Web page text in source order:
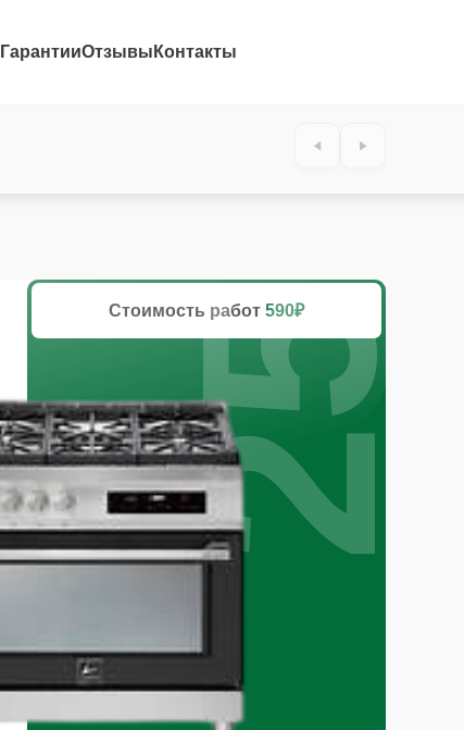
ГарантииОтзывы Контакты
Стоимость работ 590₽
25%